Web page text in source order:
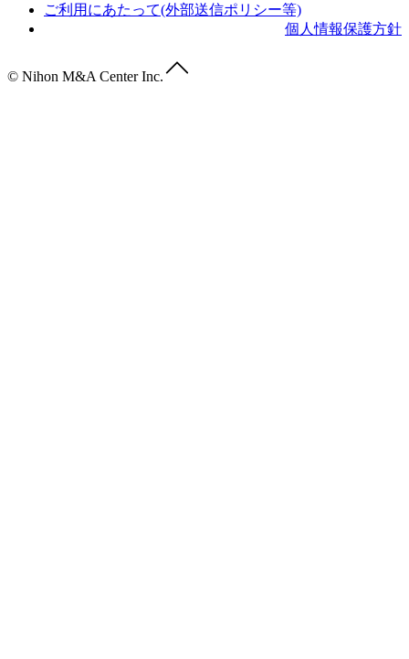
ご利用にあたって(外部送信ポリシー等)
個人情報保護方針
© Nihon M&A Center Inc.